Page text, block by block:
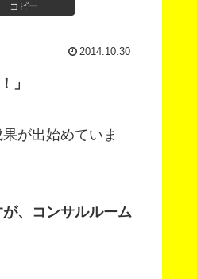
コピー
2014.10.30
」
が出始めていま
、コンサルルーム